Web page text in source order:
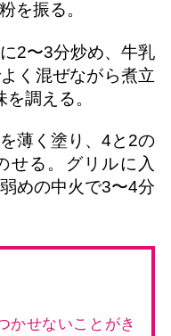
を振る。
2〜3分炒め、牛乳
く混ぜながら煮立
調える。
薄く塗り、4と2の
せる。グリルに入
めの中火で3〜4分
かせないことがき